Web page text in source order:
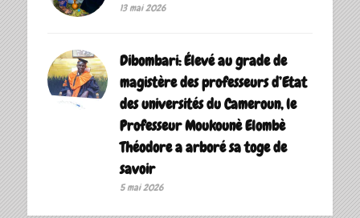
13 mai 2026
Dibombari: Élevé au grade de
magistère des professeurs d’Etat
des universités du Cameroun, le
Professeur Moukounè Elombè
Théodore a arboré sa toge de
savoir ‎
5 mai 2026